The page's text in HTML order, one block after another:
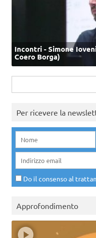
Incontri - Simone
Coero Borga)
per:
Per ricevere la
Do il consenso al
Approfondimento